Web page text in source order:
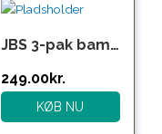
JBS 3-pak bambus boxershorts i sort med farvet linning
oprindelige
var:
249.00kr.
aktuelle
er:
KØB NU